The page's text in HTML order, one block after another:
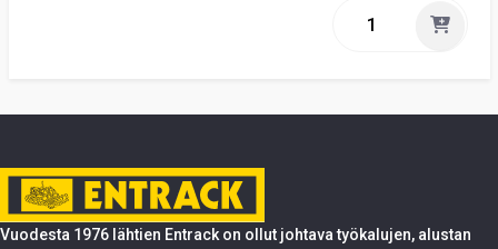
Vuodesta 1976 lähtien Entrack on ollut johtava työkalujen, alustan